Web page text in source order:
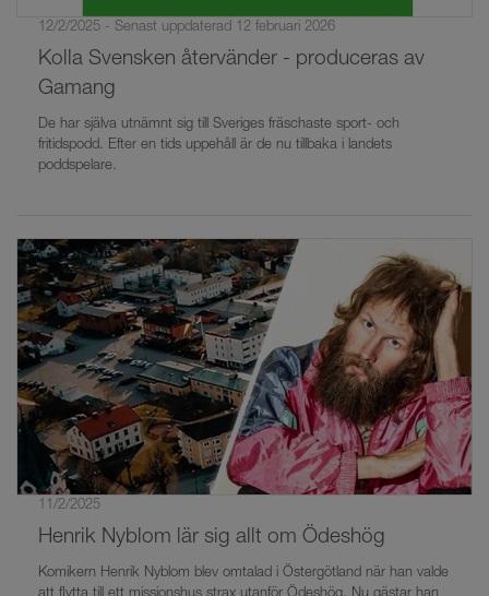
12/2/2025 - Senast uppdaterad 12 februari 2026
Kolla Svensken återvänder - produceras av
Gamang
De har själva utnämnt sig till Sveriges fräschaste sport- och
fritidspodd. Efter en tids uppehåll är de nu tillbaka i landets
poddspelare.
11/2/2025
Henrik Nyblom lär sig allt om Ödeshög
Komikern Henrik Nyblom blev omtalad i Östergötland när han valde